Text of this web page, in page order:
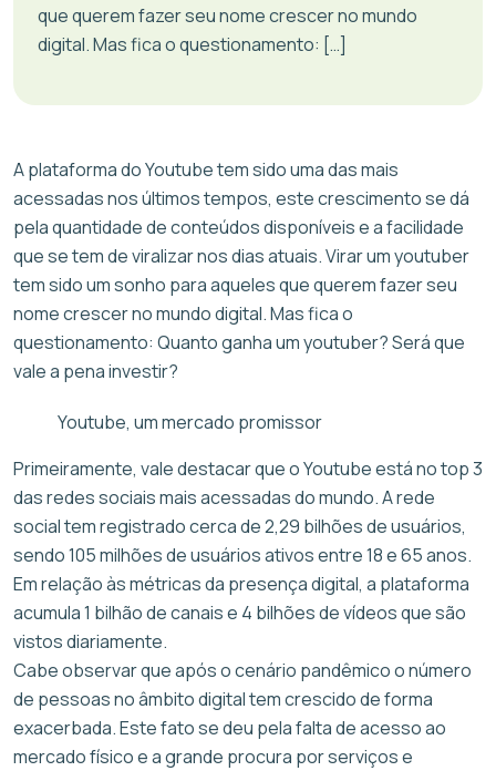
que querem fazer seu nome crescer no mundo
digital. Mas fica o questionamento: […]
A plataforma do Youtube tem sido uma das mais
acessadas nos últimos tempos, este crescimento se dá
pela quantidade de conteúdos disponíveis e a facilidade
que se tem de viralizar nos dias atuais. Virar um youtuber
tem sido um sonho para aqueles que querem fazer seu
nome crescer no mundo digital. Mas fica o
questionamento: Quanto ganha um youtuber? Será que
vale a pena investir?
Youtube, um mercado promissor
Primeiramente, vale destacar que o Youtube está no top 3
das redes sociais mais acessadas do mundo. A rede
social tem registrado cerca de 2,29 bilhões de usuários,
sendo 105 milhões de usuários ativos entre 18 e 65 anos.
Em relação às métricas da presença digital, a plataforma
acumula 1 bilhão de canais e 4 bilhões de vídeos que são
vistos diariamente.
Cabe observar que após o cenário pandêmico o número
de pessoas no âmbito digital tem crescido de forma
exacerbada. Este fato se deu pela falta de acesso ao
mercado físico e a grande procura por serviços e